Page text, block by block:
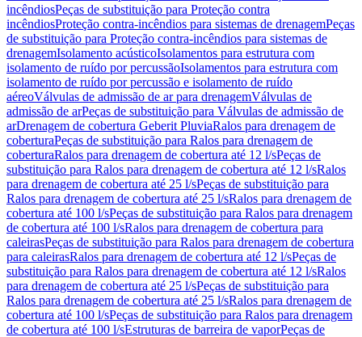
incêndiosPeças de substituição para Proteção contra
incêndiosProteção contra-incêndios para sistemas de drenagemPeças
de substituição para Proteção contra-incêndios para sistemas de
drenagemIsolamento acústicoIsolamentos para estrutura com
isolamento de ruído por percussãoIsolamentos para estrutura com
isolamento de ruído por percussão e isolamento de ruído
aéreoVálvulas de admissão de ar para drenagemVálvulas de
admissão de arPeças de substituição para Válvulas de admissão de
arDrenagem de cobertura Geberit PluviaRalos para drenagem de
coberturaPeças de substituição para Ralos para drenagem de
coberturaRalos para drenagem de cobertura até 12 l/sPeças de
substituição para Ralos para drenagem de cobertura até 12 l/sRalos
para drenagem de cobertura até 25 l/sPeças de substituição para
Ralos para drenagem de cobertura até 25 l/sRalos para drenagem de
cobertura até 100 l/sPeças de substituição para Ralos para drenagem
de cobertura até 100 l/sRalos para drenagem de cobertura para
caleirasPeças de substituição para Ralos para drenagem de cobertura
para caleirasRalos para drenagem de cobertura até 12 l/sPeças de
substituição para Ralos para drenagem de cobertura até 12 l/sRalos
para drenagem de cobertura até 25 l/sPeças de substituição para
Ralos para drenagem de cobertura até 25 l/sRalos para drenagem de
cobertura até 100 l/sPeças de substituição para Ralos para drenagem
de cobertura até 100 l/sEstruturas de barreira de vaporPeças de